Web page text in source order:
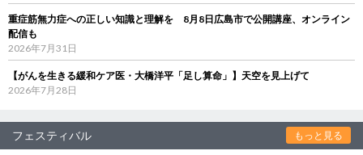
重症筋無力症への正しい知識と理解を 8月8日広島市で公開講座、オンライン
配信も
2026年7月31日
【がんを生きる緩和ケア医・大橋洋平「足し算命」】天空を見上げて
2026年7月28日
フェスティバル もっと見る